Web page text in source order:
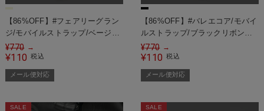
【86%OFF】#フェアリーグラン
ジ/モバイルストラップ/ベージュ
モチーフスター＜メール便対応＞
¥770 →
¥110 税込
メール便対応
【86%OFF】#バレエコア/モバイ
ルストラップ/ブラックリボン＜
メール便対応＞
¥770 →
¥110 税込
メール便対応
SALE SALE